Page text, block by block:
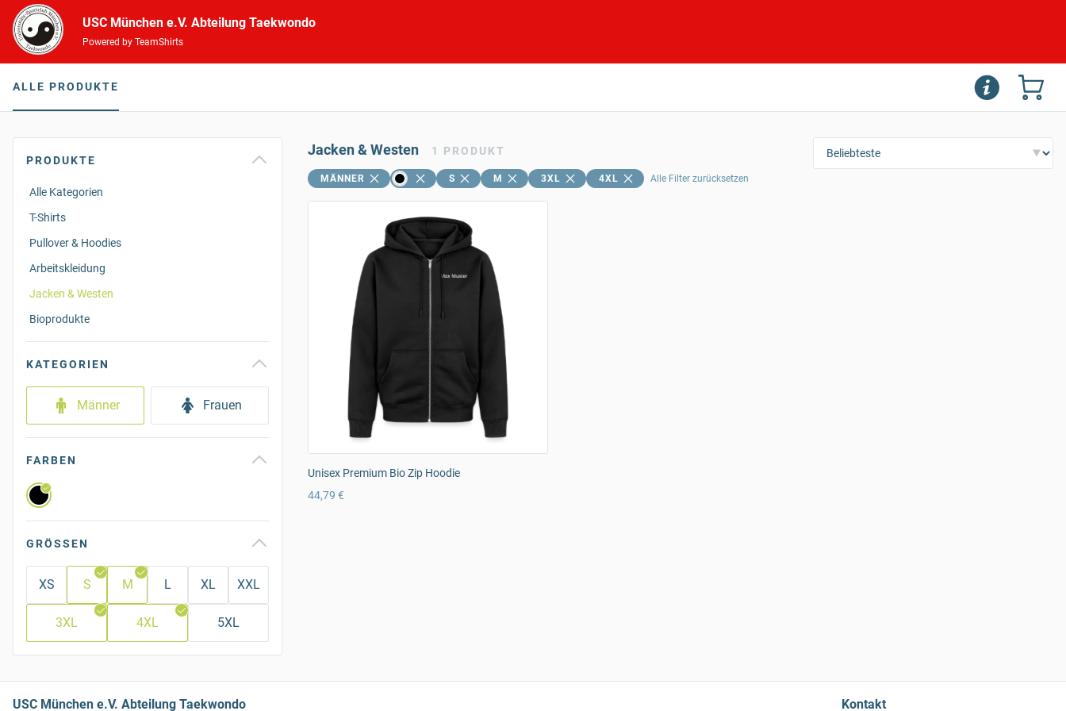
USC München e.V. Abteilung Taekwondo
Powered by TeamShirts
ALLE PRODUKTE
PRODUKTE
Alle Kategorien
T-Shirts
Pullover & Hoodies
Arbeitskleidung
Jacken & Westen
Bioprodukte
KATEGORIEN
Männer Frauen
FARBEN
GRÖSSEN
XS S M L XL XXL
3XL 4XL 5XL
Jacken & Westen 1 PRODUKT
MÄNNER S M 3XL 4XL Alle Filter zurücksetzen
Unisex Premium Bio Zip Hoodie
44,79 €
USC München e.V. Abteilung Taekwondo Kontakt